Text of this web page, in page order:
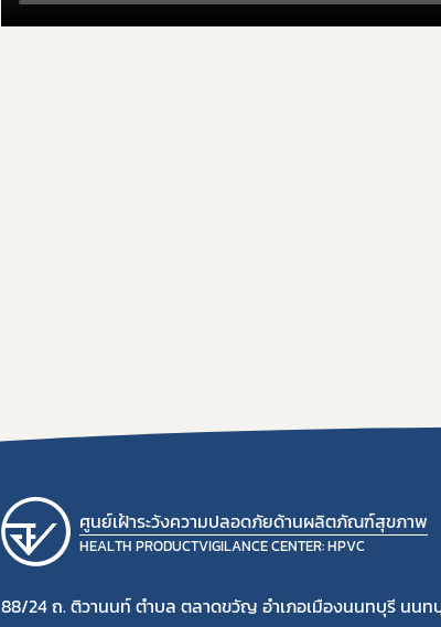
ศูนย์เฝ้าระวังความปลอดภัยด้านผลิตภัณฑ์สุขภาพ
HEALTH PRODUCTVIGILANCE CENTER: HPVC
88/24 ถ. ติวานนท์ ตำบล ตลาดขวัญ อำเภอเมืองนนทบุรี นนท